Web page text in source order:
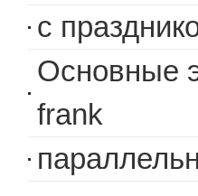
с
Основные
frank